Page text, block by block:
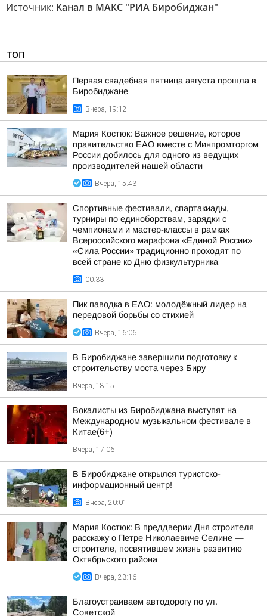
Источник: Канал в МАКС "РИА Биробиджан"
ТОП
Первая свадебная пятница августа прошла в
Биробиджане
Вчера, 19:12
Мария Костюк: Важное решение, которое
правительство ЕАО вместе с Минпромторгом
России добилось для одного из ведущих
производителей нашей области
Вчера, 15:43
Спортивные фестивали, спартакиады,
турниры по единоборствам, зарядки с
чемпионами и мастер-классы в рамках
Всероссийского марафона «Единой России»
«Сила России» традиционно проходят по
всей стране ко Дню физкультурника
00:33
Пик паводка в ЕАО: молодёжный лидер на
передовой борьбы со стихией
Вчера, 16:06
В Биробиджане завершили подготовку к
строительству моста через Биру
Вчера, 18:15
Вокалисты из Биробиджана выступят на
Международном музыкальном фестивале в
Китае(6+)
Вчера, 17:06
В Биробиджане открылся туристско-
информационный центр!
Вчера, 20:01
Мария Костюк: В преддверии Дня строителя
расскажу о Петре Николаевиче Селине —
строителе, посвятившем жизнь развитию
Октябрьского района
Вчера, 23:16
Благоустраиваем автодорогу по ул.
Советской